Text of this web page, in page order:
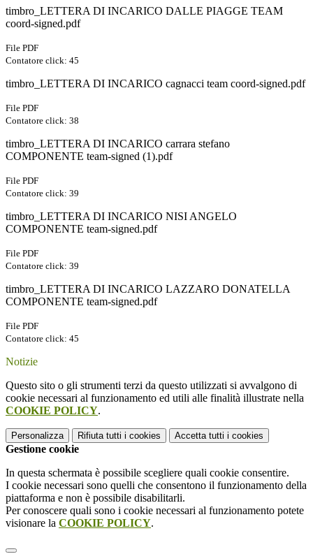
timbro_LETTERA DI INCARICO DALLE PIAGGE TEAM
coord-signed.pdf
File PDF
Contatore click: 45
timbro_LETTERA DI INCARICO cagnacci team coord-signed.pdf
File PDF
Contatore click: 38
timbro_LETTERA DI INCARICO carrara stefano
COMPONENTE team-signed (1).pdf
File PDF
Contatore click: 39
timbro_LETTERA DI INCARICO NISI ANGELO
COMPONENTE team-signed.pdf
File PDF
Contatore click: 39
timbro_LETTERA DI INCARICO LAZZARO DONATELLA
COMPONENTE team-signed.pdf
File PDF
Contatore click: 45
Notizie
Questo sito o gli strumenti terzi da questo utilizzati si avvalgono di
cookie necessari al funzionamento ed utili alle finalità illustrate nella
COOKIE POLICY.
Personalizza Rifiuta tutti i cookies Accetta tutti i cookies
Gestione cookie
In questa schermata è possibile scegliere quali cookie consentire.
I cookie necessari sono quelli che consentono il funzionamento della
piattaforma e non è possibile disabilitarli.
Per conoscere quali sono i cookie necessari al funzionamento potete
visionare la COOKIE POLICY.